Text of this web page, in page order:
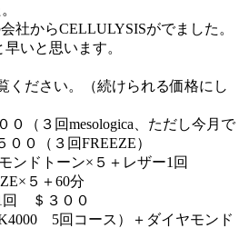
社からCELLULYSISがでました。
いと思います。
ください。（続けられる価格にし
（３回mesologica、ただし今月で
０（３回FREEZE）
ドトーン×５＋レザー1回
５＋60分
回 ＄３００
5回コース）＋ダイヤモンド